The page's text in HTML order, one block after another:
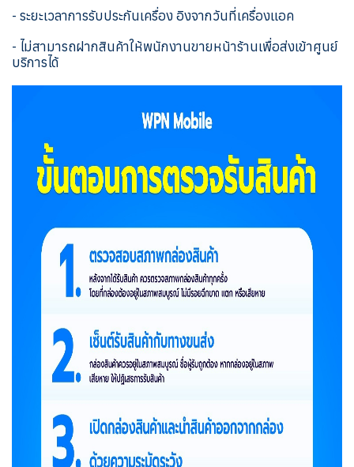
- ระยะเวลาการรับประกันเครื่อง อิงจากวันที่เครื่องแอค
- ไม่สามารถฝากสินค้าให้พนักงานขายหน้าร้านเพื่อส่งเข้าศูนย์
บริการได้